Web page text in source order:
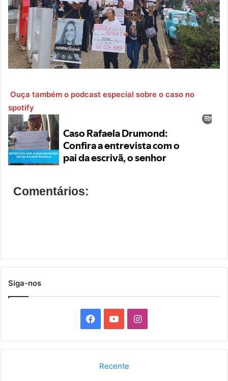
Ouça também o podcast especial sobre o caso no
spotify
Comentários:
Siga-nos
a
o
I
n
Recente